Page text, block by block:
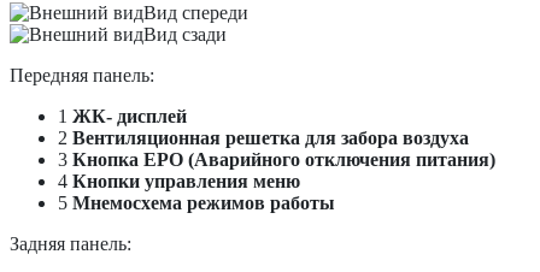
Вид спереди
Вид сзади
Передняя панель:
1 ЖК- дисплей
2 Вентиляционная решетка для забора воздуха
3 Кнопка EPO (Аварийного отключения питания)
4 Кнопки управления меню
5 Мнемосхема режимов работы
Задняя панель: